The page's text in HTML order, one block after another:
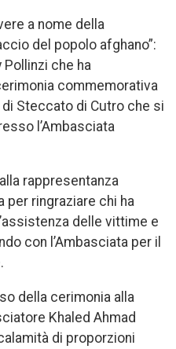
a nome della
del popolo afghano”:
Pollinzi che ha
commemorativa
Steccato di Cutro che si
l’Ambasciata
rappresentanza
per ringraziare chi ha
delle vittime e
con l’Ambasciata per il
della cerimonia alla
Khaled Ahmad
di proporzioni